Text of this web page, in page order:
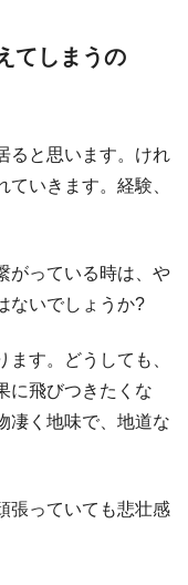
てしまうの
ると思います。けれ
いきます。経験、
がっている時は、や
ないでしょうか?
す。どうしても、
に飛びつきたくな
凄く地味で、地道な
張っていても悲壮感